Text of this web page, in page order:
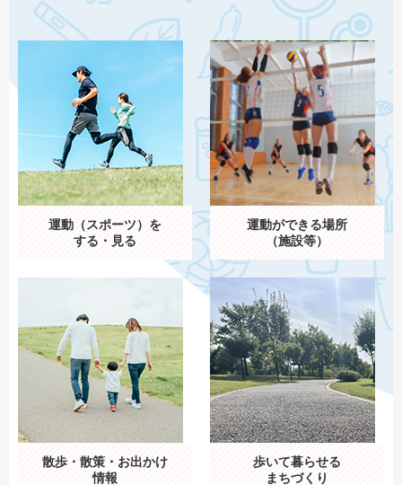
運動（スポーツ）を
する・見る
運動ができる場所
（施設等）
散歩・散策・お出かけ
情報
歩いて暮らせる
まちづくり